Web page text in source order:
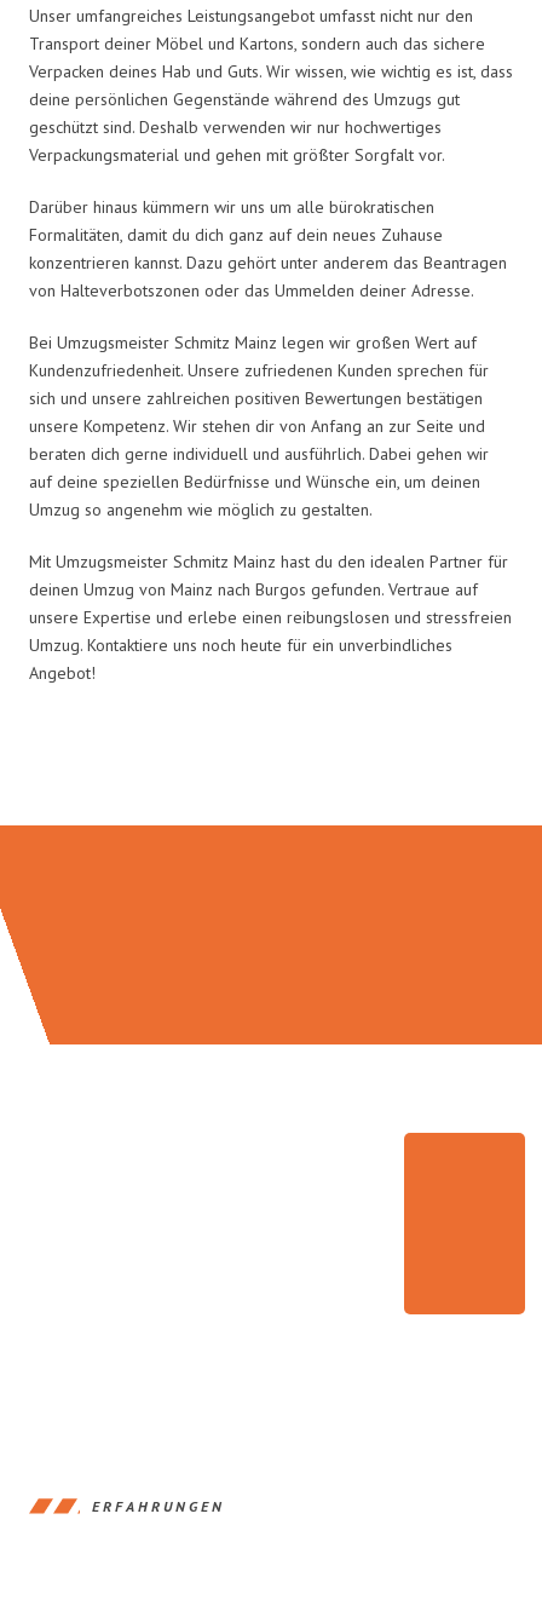
Unser umfangreiches Leistungsangebot umfasst nicht nur den
Transport deiner Möbel und Kartons, sondern auch das sichere
Verpacken deines Hab und Guts. Wir wissen, wie wichtig es ist, dass
deine persönlichen Gegenstände während des Umzugs gut
geschützt sind. Deshalb verwenden wir nur hochwertiges
Verpackungsmaterial und gehen mit größter Sorgfalt vor.
Darüber hinaus kümmern wir uns um alle bürokratischen
Formalitäten, damit du dich ganz auf dein neues Zuhause
konzentrieren kannst. Dazu gehört unter anderem das Beantragen
von Halteverbotszonen oder das Ummelden deiner Adresse.
Bei Umzugsmeister Schmitz Mainz legen wir großen Wert auf
Kundenzufriedenheit. Unsere zufriedenen Kunden sprechen für
sich und unsere zahlreichen positiven Bewertungen bestätigen
unsere Kompetenz. Wir stehen dir von Anfang an zur Seite und
beraten dich gerne individuell und ausführlich. Dabei gehen wir
auf deine speziellen Bedürfnisse und Wünsche ein, um deinen
Umzug so angenehm wie möglich zu gestalten.
Mit Umzugsmeister Schmitz Mainz hast du den idealen Partner für
deinen Umzug von Mainz nach Burgos gefunden. Vertraue auf
unsere Expertise und erlebe einen reibungslosen und stressfreien
Umzug. Kontaktiere uns noch heute für ein unverbindliches
Angebot!
ERFAHRUNGEN